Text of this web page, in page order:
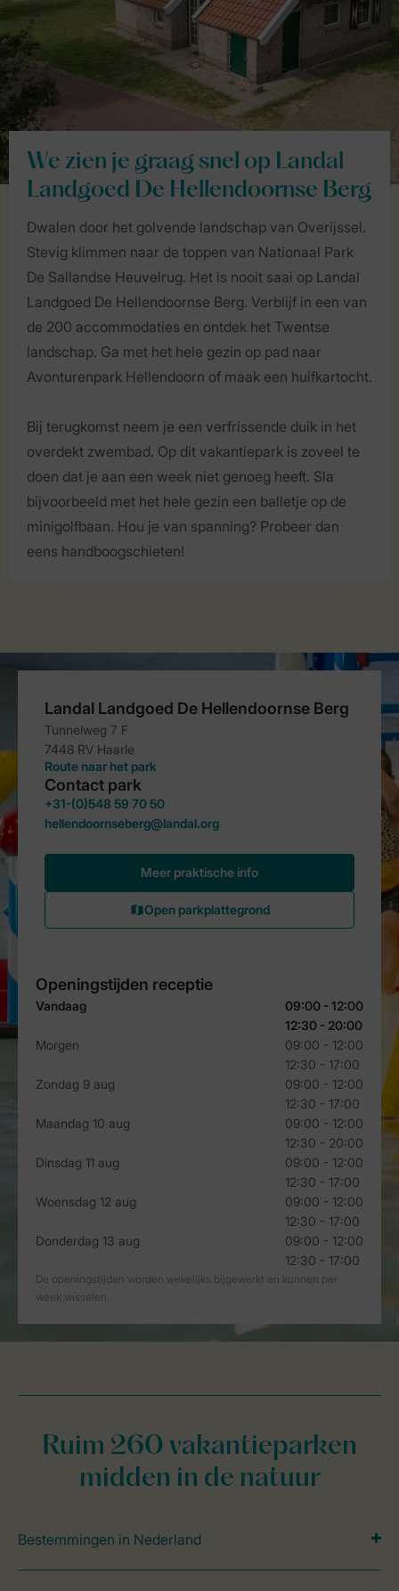
We zien je graag snel op Landal
Landgoed De Hellendoornse Berg
Dwalen door het golvende landschap van Overijssel.
Stevig klimmen naar de toppen van Nationaal Park
De Sallandse Heuvelrug. Het is nooit saai op Landal
Landgoed De Hellendoornse Berg. Verblijf in een van
de 200 accommodaties en ontdek het Twentse
landschap. Ga met het hele gezin op pad naar
Avonturenpark Hellendoorn of maak een huifkartocht.
Bij terugkomst neem je een verfrissende duik in het
overdekt zwembad. Op dit vakantiepark is zoveel te
doen dat je aan een week niet genoeg heeft. Sla
bijvoorbeeld met het hele gezin een balletje op de
minigolfbaan. Hou je van spanning? Probeer dan
eens handboogschieten!
Ruim 260 vakantieparken
midden in de natuur
Bestemmingen in Nederland